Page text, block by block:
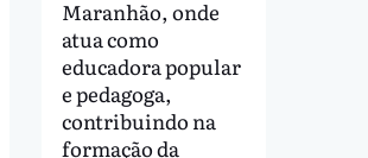
Maranhão, onde
atua como
educadora popular
e pedagoga,
contribuindo na
formação da